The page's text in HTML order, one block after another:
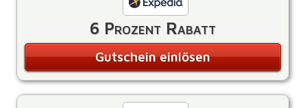
6 Prozent Rabatt
Gutschein einlösen